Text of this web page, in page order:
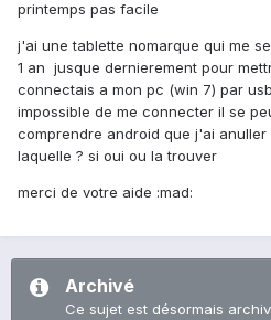
printemps pas facile
j'ai une tablette nomarque qui me
1 an jusque dernierement pour
connectais a mon pc (win 7) par
impossible de me connecter il se
comprendre android que j'ai
laquelle ? si oui ou la trouver
merci de votre aide :mad:
Archivé
Ce sujet est désormais